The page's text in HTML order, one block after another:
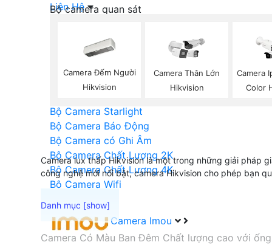
Bộ camera quan sát
Camera KBVISION Trọn Bộ
Camera DAHUA Trọn Bộ
Camera giá Rẻ Trọn Bộ
Bộ Camera Nên Dùng
Bộ Camera Starlight
Bộ Camera Báo Động
Bộ Camera có Ghi Âm
Bộ Camera Chất Lượng 2K
Bộ Camera Chất Lượng 4K
Bộ Camera Wifi
Camera Imou
Liên Hệ
Camera Đếm Người
Hikvision
Camera Thân Lớn
Hikvision
Camera
Color
Camera lux thấp Hikvision là một trong những giải pháp
công nghệ mới nổi bật, camera Hikvision cho phép bạn
Camera Có Màu Ban Đêm Chất lượng cao với